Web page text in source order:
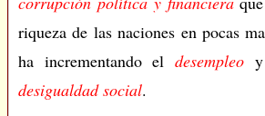
riqueza de las naciones en pocas
ha incrementando el desempleo
desigualdad social.